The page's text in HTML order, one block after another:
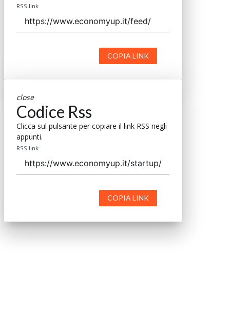
RSS link
COPIA LINK
close
Codice Rss
Clicca sul pulsante per copiare il link RSS negli
appunti.
RSS link
COPIA LINK